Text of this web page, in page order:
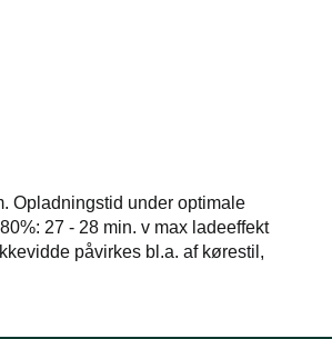
Opladningstid under optimale
27 - 28 min. v max ladeeffekt
påvirkes bl.a. af kørestil,